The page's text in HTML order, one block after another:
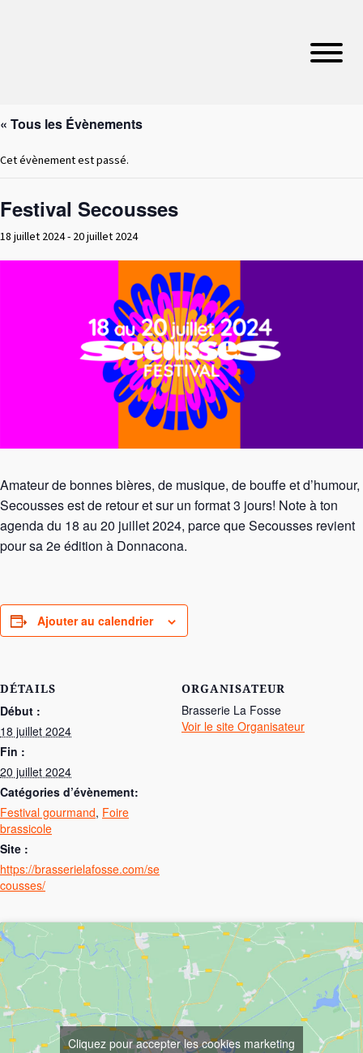
« Tous les Évènements
Cet évènement est passé.
Festival Secousses
18 juillet 2024-20 juillet 2024
Amateur de bonnes bières, de musique, de bouffe et d’humour,
Secousses est de retour et sur un format 3 jours! Note à ton
agenda du 18 au 20 juillet 2024, parce que Secousses revient
pour sa 2e édition à Donnacona.
Ajouter au calendrier
DÉTAILS
Début :
18 juillet 2024
Fin :
20 juillet 2024
catégories d’évènement:
Festival gourmand, Foire
brassicole
Site :
https://brasserielafosse.com/se
cousses/
ORGANISATEUR
Brasserie La Fosse
Voir le site Organisateur
Cliquez pour accepter les cookies marketing